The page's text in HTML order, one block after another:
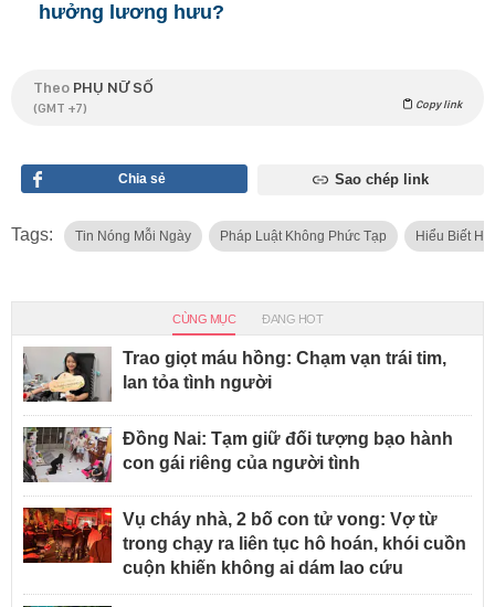
hưởng lương hưu?
Theo PHỤ NỮ SỐ
(GMT +7) Copy link
Chia sẻ Sao chép link
Tags: Tin Nóng Mỗi Ngày Pháp Luật Không Phức Tạp Hiểu Biết
CÙNG MỤC ĐANG HOT
Trao giọt máu hồng: Chạm vạn trái tim,
lan tỏa tình người
Đồng Nai: Tạm giữ đối tượng bạo hành
con gái riêng của người tình
Vụ cháy nhà, 2 bố con tử vong: Vợ từ
trong chạy ra liên tục hô hoán, khói cuồn
cuộn khiến không ai dám lao cứu